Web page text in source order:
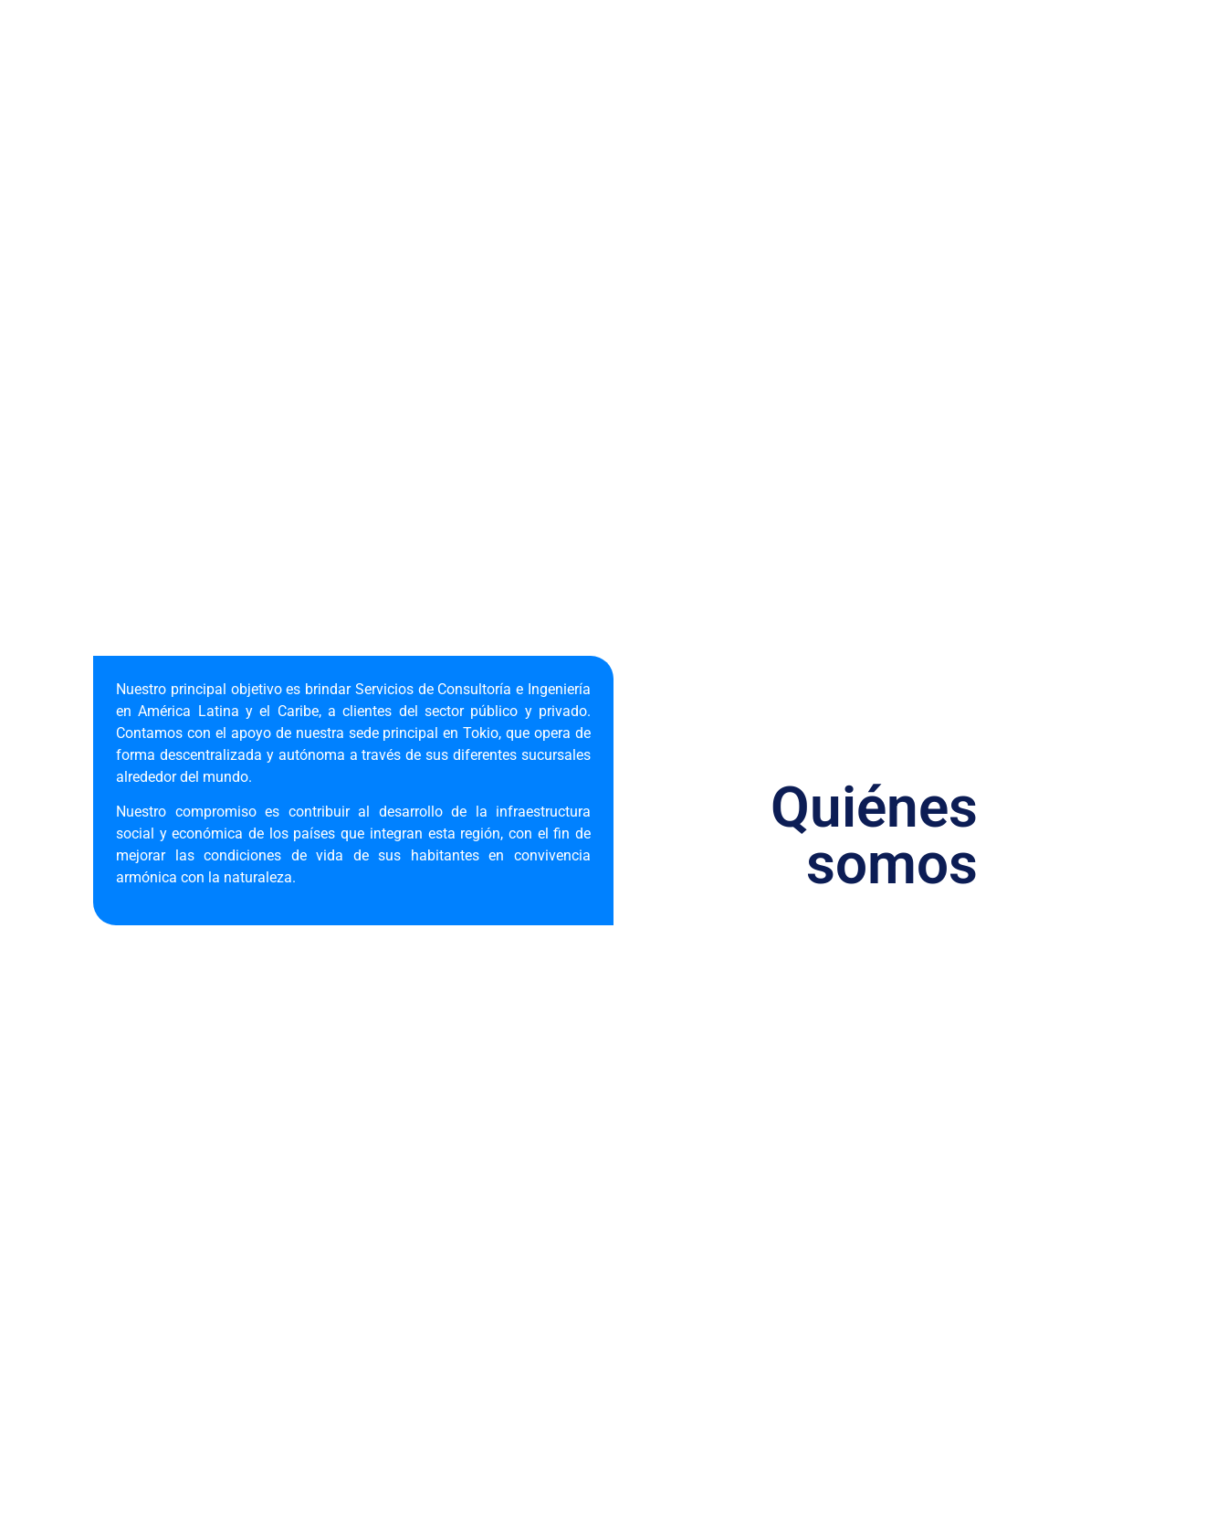
Nuestro principal objetivo es brindar Servicios de Consultoría e Ingeniería
en América Latina y el Caribe, a clientes del sector público y privado.
Contamos con el apoyo de nuestra sede principal en Tokio, que opera de
forma descentralizada y autónoma a través de sus diferentes sucursales
alrededor del mundo.
Nuestro compromiso es contribuir al desarrollo de la infraestructura
social y económica de los países que integran esta región, con el fin de
mejorar las condiciones de vida de sus habitantes en convivencia
armónica con la naturaleza.
Quiénes
somos